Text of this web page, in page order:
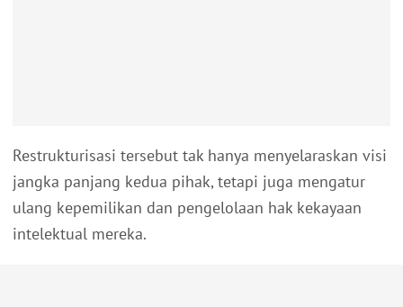
Restrukturisasi tersebut tak hanya menyelaraskan visi
jangka panjang kedua pihak, tetapi juga mengatur
ulang kepemilikan dan pengelolaan hak kekayaan
intelektual mereka.